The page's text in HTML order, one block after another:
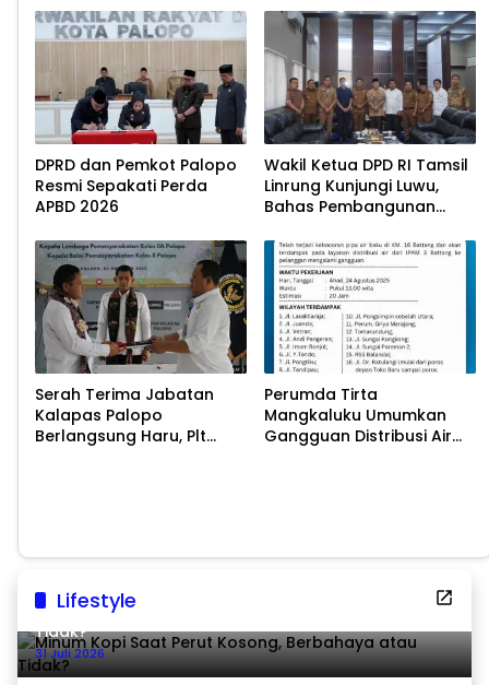
DPRD dan Pemkot Palopo
Resmi Sepakati Perda
APBD 2026
Wakil Ketua DPD RI Tamsil
Linrung Kunjungi Luwu,
Bahas Pembangunan
Pemekaran Luwu Tengah
Serah Terima Jabatan
Kalapas Palopo
Berlangsung Haru, Plt
Perumda Tirta
Mangkaluku Umumkan
Gangguan Distribusi Air
Lifestyle
Minum Kopi Saat Perut Kosong, Berbahaya atau
Tidak?
31 Juli 2026